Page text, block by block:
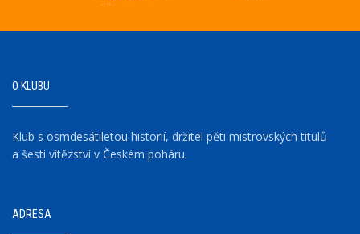
O KLUBU
Klub s osmdesátiletou historií, držitel pěti mistrovských titulů
a šesti vítězství v Českém poháru.
ADRESA